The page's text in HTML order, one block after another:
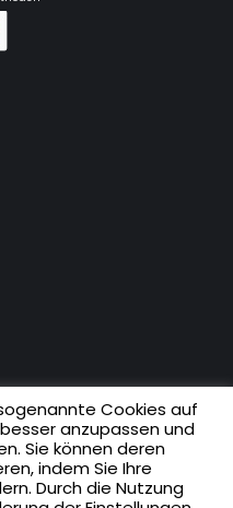
Cookies auf
anzupassen und
Sie können deren
indem Sie Ihre
Durch die Nutzung